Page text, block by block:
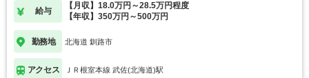
給与
【月収】18.0万円～28.5万円程度
【年収】350万円～500万円
勤務地 北海道 釧路市
アクセス ＪＲ根室本線 武佐(北海道)駅